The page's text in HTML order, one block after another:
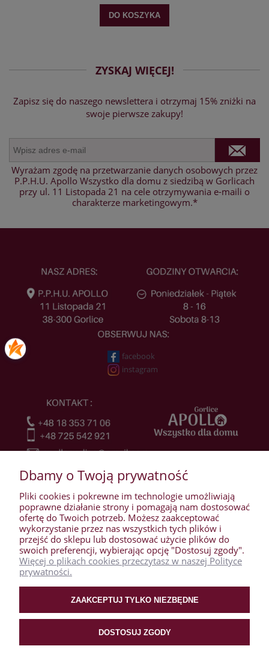
DO KOSZYKA
ZYSKAJ WIĘCEJ!
Zapisz się do naszego newslettera i otrzymaj 15% zniżki na
swoje pierwsze zakupy!
Wyrażam zgodę na przetwarzanie danych osobowych przez
P.P.H.U. Apollo Wszystko dla domu z siedzibą w Gorlicach
przy ul. 11 Listopada 21 na cele otrzymywania e-maili o
charakterze marketingowym.*
facebook
instagram
WARUNKI ZAKUPÓW
PŁATNOŚCI I DOSTAWA
Dbamy o Twoją prywatność
Pliki cookies i pokrewne im technologie umożliwiają
poprawne działanie strony i pomagają nam dostosować
ofertę do Twoich potrzeb. Możesz zaakceptować
wykorzystanie przez nas wszystkich tych plików i
przejść do sklepu lub dostosować użycie plików do
swoich preferencji, wybierając opcję "Dostosuj zgody".
Więcej o plikach cookies przeczytasz w naszej Polityce
prywatności.
ZAAKCEPTUJ TYLKO NIEZBĘDNE
DOSTOSUJ ZGODY